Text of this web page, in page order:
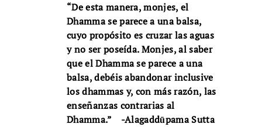
“De esta manera, monjes, el
Dhamma se parece a una balsa,
cuyo propósito es cruzar las aguas
y no ser poseída. Monjes, al saber
que el Dhamma se parece a una
balsa, debéis abandonar inclusive
los dhammas y, con más razón, las
enseñanzas contrarias al
Dhamma.” -Alagaddūpama Sutta